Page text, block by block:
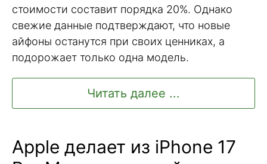
стоимости составит порядка 20%. Однако
свежие данные подтверждают, что новые
айфоны останутся при своих ценниках, а
подорожает только одна модель.
Читать далее ...
Apple делает из iPhone 17